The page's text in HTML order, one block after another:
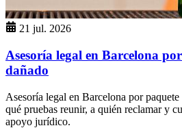
21 jul. 2026
Asesoría legal en Barcelona
dañado
Asesoría legal en Barcelona por
qué pruebas reunir, a quién reclamar y
apoyo jurídico.